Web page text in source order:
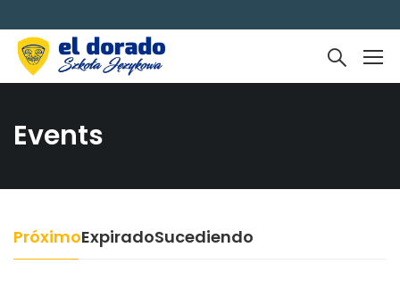
Events
PróximoExpiradoSucediendo